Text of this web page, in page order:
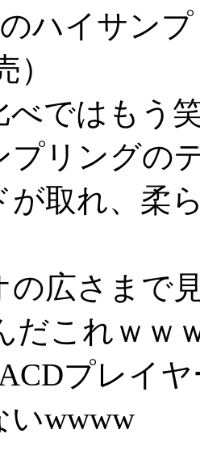
ハイサン
）
べではもう
プリングの
が取れ、柔
の広さまで
だこれｗｗ
プレイ
いwwww